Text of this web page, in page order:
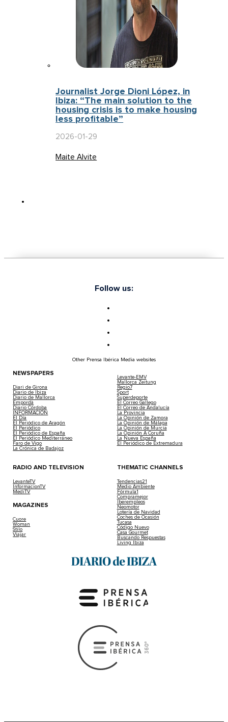
Journalist Jorge Dioni López, in
Ibiza: “The main solution to the
housing crisis is to make housing
less profitable”
2026-01-29
Maite Alvite
Follow us:
Other Prensa Ibérica Media websites
NEWSPAPERS
Diari de Girona
Diario de Ibiza
Diario de Mallorca
Empordà
Diario Córdoba
INFORMACIÓN
El Día
El Periódico de Aragón
El Periódico
El Periódico de España
El Periódico Mediterráneo
Faro de Vigo
La Crónica de Badajoz
Levante-EMV
Mallorca Zeitung
Regio7
Sport
Superdeporte
El Correo Gallego
El Correo de Andalucía
La Provincia
La Opinión de Zamora
La Opinión de Málaga
La Opinión de Murcia
La Opinión A Coruña
La Nueva España
El Periódico de Extremadura
RADIO AND TELEVISION
LevanteTV
InformacionTV
MediTV
MAGAZINES
Cuore
Woman
Stilo
Viajar
THEMATIC CHANNELS
Tendencias21
Medio Ambiente
Fórmula1
Compramejor
Iberempleos
Neomotor
Lotería de Navidad
Coches de Ocasión
Tucasa
Código Nuevo
Casa Gourmet
Buscando Respuestas
Living Ibiza